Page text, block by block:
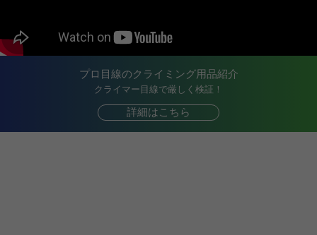
プロ目線のクライミング用品紹介
クライマー目線で厳しく検証！
詳細はこちら